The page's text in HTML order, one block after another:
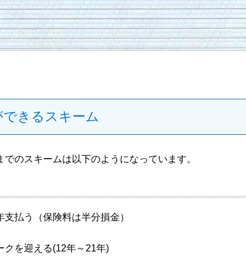
きるスキーム
のスキームは以下のようになっています。
支払う（保険料は半分損金）
クを迎える(12年～21年)